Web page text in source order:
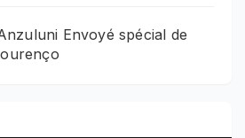
Envoyé spécial de